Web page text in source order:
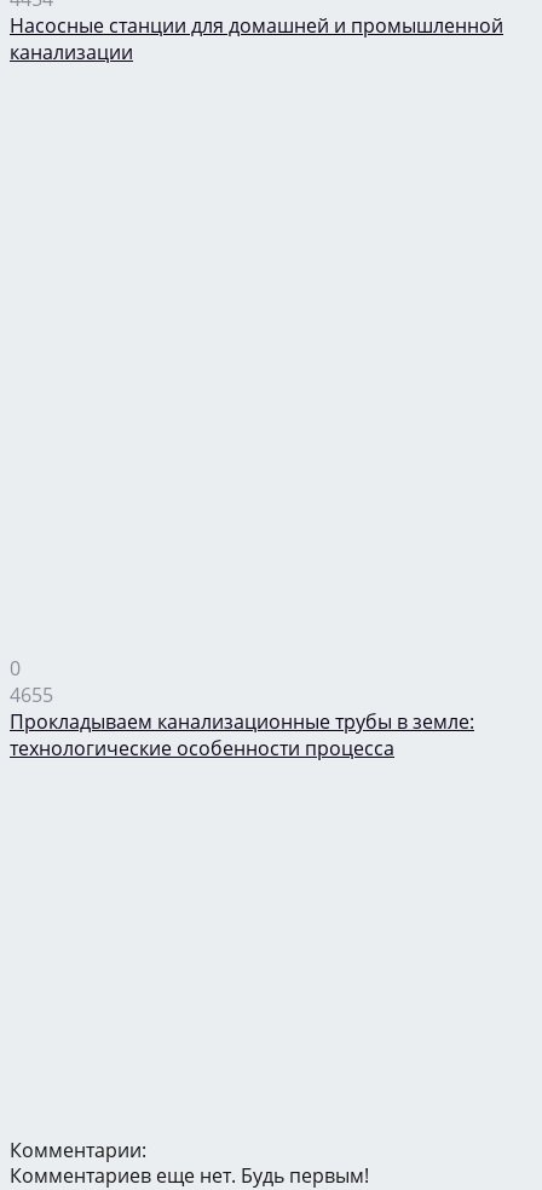
Насосные станции для домашней и промышленной
канализации
0
4655
Прокладываем канализационные трубы в земле:
технологические особенности процесса
Комментарии:
Комментариев еще нет. Будь первым!